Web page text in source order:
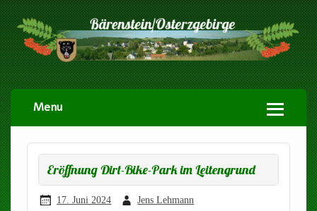
Menu
Eröffnung Dirt-Bike-Park im Leitengrund
17. Juni 2024 Jens Lehmann